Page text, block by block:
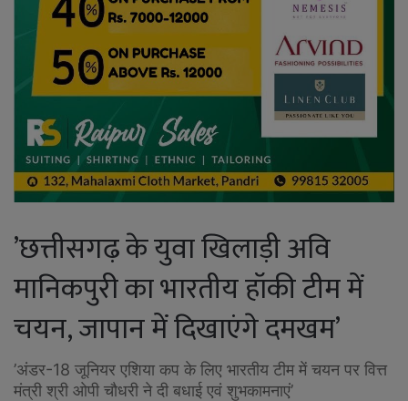
’छत्तीसगढ़ के युवा खिलाड़ी अवि
मानिकपुरी का भारतीय हॉकी टीम में
चयन, जापान में दिखाएंगे दमखम’
’अंडर-18 जूनियर एशिया कप के लिए भारतीय टीम में चयन पर वित्त
मंत्री श्री ओपी चौधरी ने दी बधाई एवं शुभकामनाएं’